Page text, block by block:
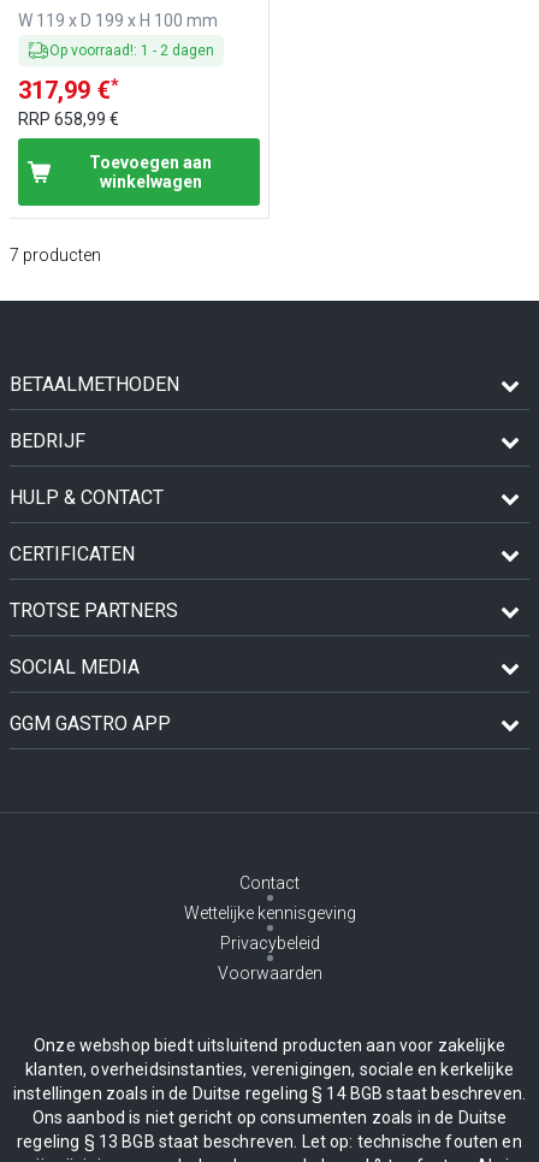
volgens EN 161
W 119 x D 199 x H 100 mm
Op voorraad!: 1 - 2 dagen
317,99 €*
RRP 658,99 €
Toevoegen aan
winkelwagen
7 producten
BETAALMETHODEN
BEDRIJF
HULP & CONTACT
CERTIFICATEN
TROTSE PARTNERS
SOCIAL MEDIA
GGM GASTRO APP
Contact
Wettelijke kennisgeving
Privacybeleid
Voorwaarden
Onze webshop biedt uitsluitend producten aan voor zakelijke
klanten, overheidsinstanties, verenigingen, sociale en kerkelijke
instellingen zoals in de Duitse regeling § 14 BGB staat beschreven.
Ons aanbod is niet gericht op consumenten zoals in de Duitse
regeling § 13 BGB staat beschreven. Let op: technische fouten en